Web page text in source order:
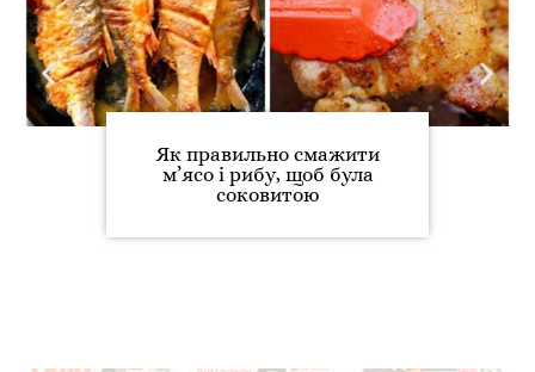
Як правильно смажити
м’ясо і рибу, щоб була
соковитою